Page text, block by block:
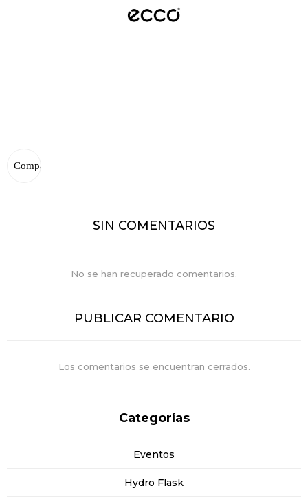
SIN COMENTARIOS
No se han recuperado comentarios.
PUBLICAR COMENTARIO
Los comentarios se encuentran cerrados.
Categorías
Eventos
Hydro Flask